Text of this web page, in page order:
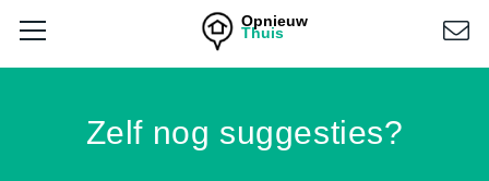
Opnieuw
Thuis
Zelf nog suggesties?